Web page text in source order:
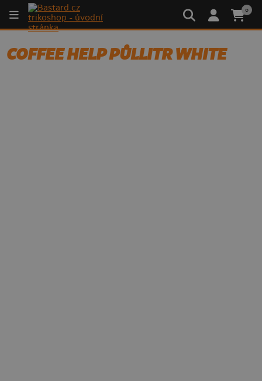
0
COFFEE HELP PŮLLITR WHITE